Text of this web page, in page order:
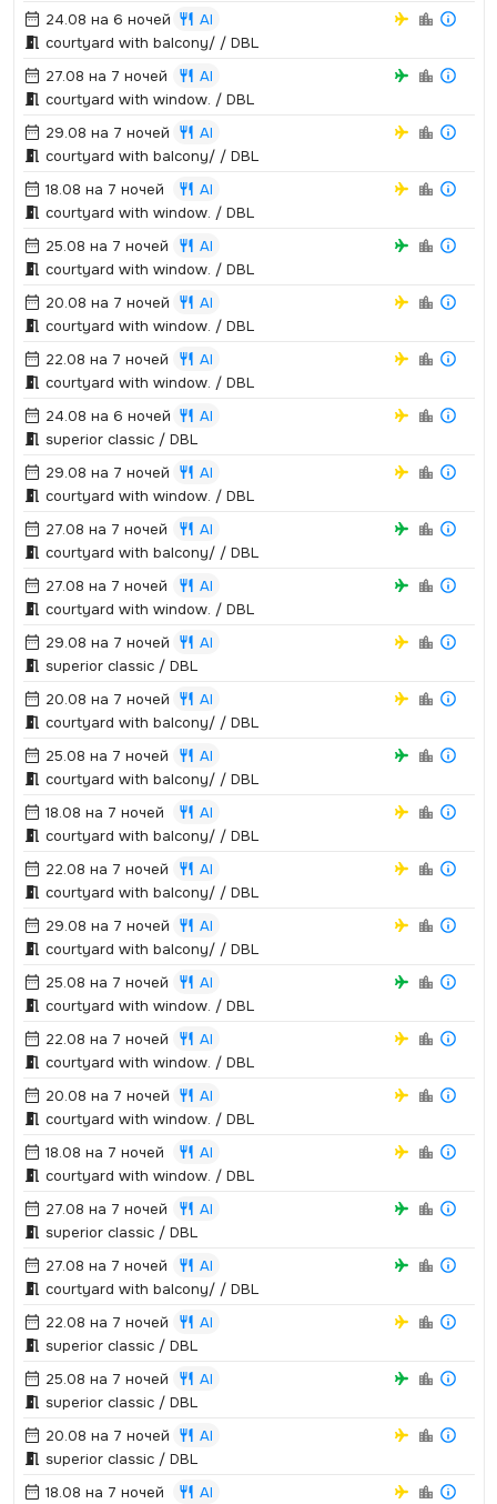
24.08 на 6 ночей
AI
courtyard with balcony/ / DBL
27.08 на 7 ночей
AI
courtyard with window.­ / DBL
29.08 на 7 ночей
AI
courtyard with balcony/ / DBL
18.08 на 7 ночей
AI
courtyard with window.­ / DBL
25.08 на 7 ночей
AI
courtyard with window.­ / DBL
20.08 на 7 ночей
AI
courtyard with window.­ / DBL
22.08 на 7 ночей
AI
courtyard with window.­ / DBL
24.08 на 6 ночей
AI
superior classic / DBL
29.08 на 7 ночей
AI
courtyard with window.­ / DBL
27.08 на 7 ночей
AI
courtyard with balcony/ / DBL
27.08 на 7 ночей
AI
courtyard with window.­ / DBL
29.08 на 7 ночей
AI
superior classic / DBL
20.08 на 7 ночей
AI
courtyard with balcony/ / DBL
25.08 на 7 ночей
AI
courtyard with balcony/ / DBL
18.08 на 7 ночей
AI
courtyard with balcony/ / DBL
22.08 на 7 ночей
AI
courtyard with balcony/ / DBL
29.08 на 7 ночей
AI
courtyard with balcony/ / DBL
25.08 на 7 ночей
AI
courtyard with window.­ / DBL
22.08 на 7 ночей
AI
courtyard with window.­ / DBL
20.08 на 7 ночей
AI
courtyard with window.­ / DBL
18.08 на 7 ночей
AI
courtyard with window.­ / DBL
27.08 на 7 ночей
AI
superior classic / DBL
27.08 на 7 ночей
AI
courtyard with balcony/ / DBL
22.08 на 7 ночей
AI
superior classic / DBL
25.08 на 7 ночей
AI
superior classic / DBL
20.08 на 7 ночей
AI
superior classic / DBL
18.08 на 7 ночей
AI